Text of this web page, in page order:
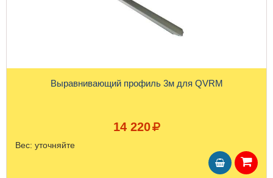
Выравнивающий профиль 3м для QVRM
14 220
Вес: уточняйте